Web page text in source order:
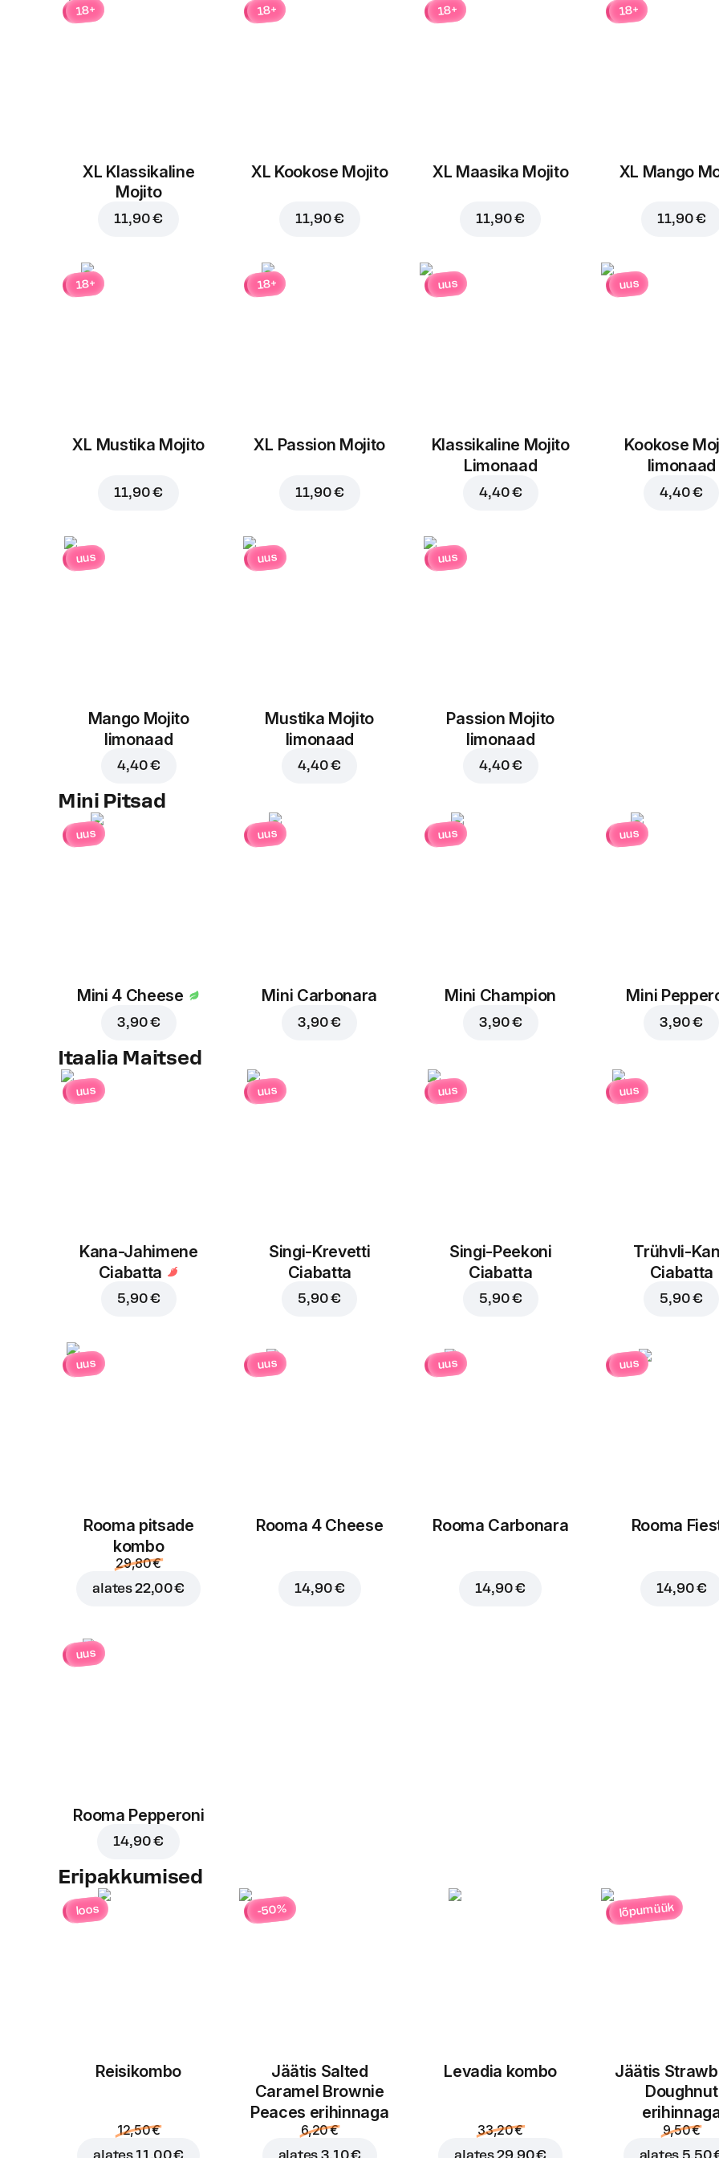
Lisa ostukorvi hinnaga
18+
XL Klassikaline
Mojito
11,90 €
18+
XL Kookose Mojito
11,90 €
18+
XL Maasika Mojito
11,90 €
18+
XL Mango
11,90 €
18+
XL Mustika Mojito
11,90 €
18+
XL Passion Mojito
11,90 €
uus
Klassikaline Mojito
Limonaad
4,40 €
uus
Kookose
limonaad
4,40 €
uus
Mango Mojito
limonaad
4,40 €
uus
Mustika Mojito
limonaad
4,40 €
uus
Passion Mojito
limonaad
4,40 €
Mini Pitsad
uus
Mini 4 Cheese
3,90 €
uus
Mini Carbonara
3,90 €
uus
Mini Champion
3,90 €
uus
Mini
3,90 €
Itaalia Maitsed
uus
Kana-Jahimene
Ciabatta
5,90 €
uus
Singi-Krevetti
Ciabatta
5,90 €
uus
Singi-Peekoni
Ciabatta
5,90 €
uus
Trühvli-
Ciabatta
5,90 €
uus
Rooma pitsade
kombo
29,80 €
alates22,00 €
uus
Rooma 4 Cheese
14,90 €
uus
Rooma Carbonara
14,90 €
uus
Rooma
14,90 €
uus
Rooma Pepperoni
14,90 €
Eripakkumised
loos
Reisikombo
12,50 €
-50%
Jäätis Salted
Caramel Brownie
Peaces erihinnaga
6,20 €
Levadia kombo
33,20 €
lõpumüük
Jäätis
Doughnut
9,50 €